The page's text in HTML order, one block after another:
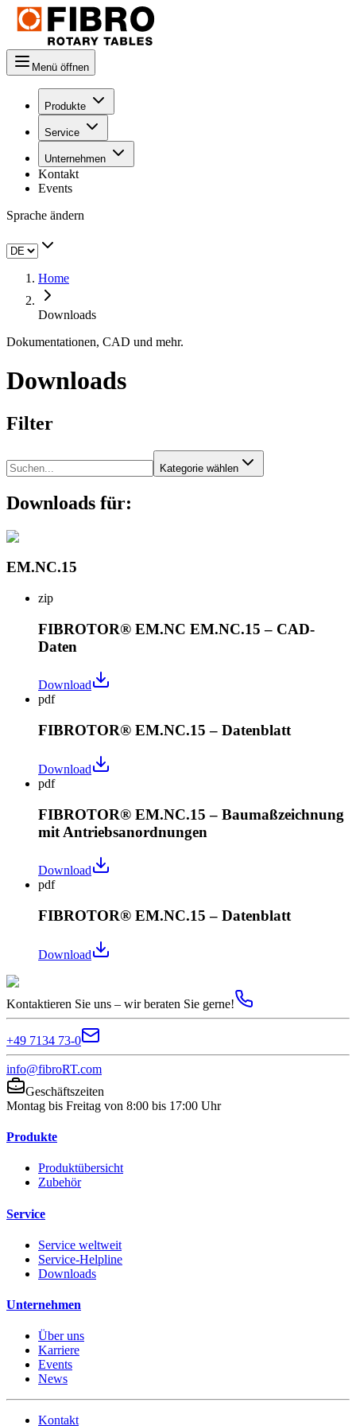
Menü öffnen
Produkte
Service
Unternehmen
Kontakt
Events
Sprache ändern
Home
Downloads
Dokumentationen, CAD und mehr.
Downloads
Filter
Kategorie wählen
Downloads für:
EM.NC.15
zip
FIBROTOR® EM.NC EM.NC.15 – CAD-
Daten
Download
pdf
FIBROTOR® EM.NC.15 – Datenblatt
Download
pdf
FIBROTOR® EM.NC.15 – Baumaßzeichnung
mit Antriebsanordnungen
Download
pdf
FIBROTOR® EM.NC.15 – Datenblatt
Download
Kontaktieren Sie uns – wir beraten Sie gerne!
+49 7134 73-0
info@fibroRT.com
Geschäftszeiten
Montag bis Freitag von 8:00 bis 17:00 Uhr
Produkte
Produktübersicht
Zubehör
Service
Service weltweit
Service-Helpline
Downloads
Unternehmen
Über uns
Karriere
Events
News
Kontakt